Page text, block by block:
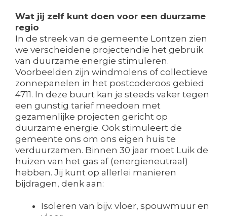
Wat jij zelf kunt doen voor een duurzame
regio
In de streek van de gemeente Lontzen zien
we verscheidene projectendie het gebruik
van duurzame energie stimuleren.
Voorbeelden zijn windmolens of collectieve
zonnepanelen in het postcoderoos gebied
4711. In deze buurt kan je steeds vaker tegen
een gunstig tarief meedoen met
gezamenlijke projecten gericht op
duurzame energie. Ook stimuleert de
gemeente ons om ons eigen huis te
verduurzamen. Binnen 30 jaar moet Luik de
huizen van het gas af (energieneutraal)
hebben. Jij kunt op allerlei manieren
bijdragen, denk aan:
Isoleren van bijv. vloer, spouwmuur en